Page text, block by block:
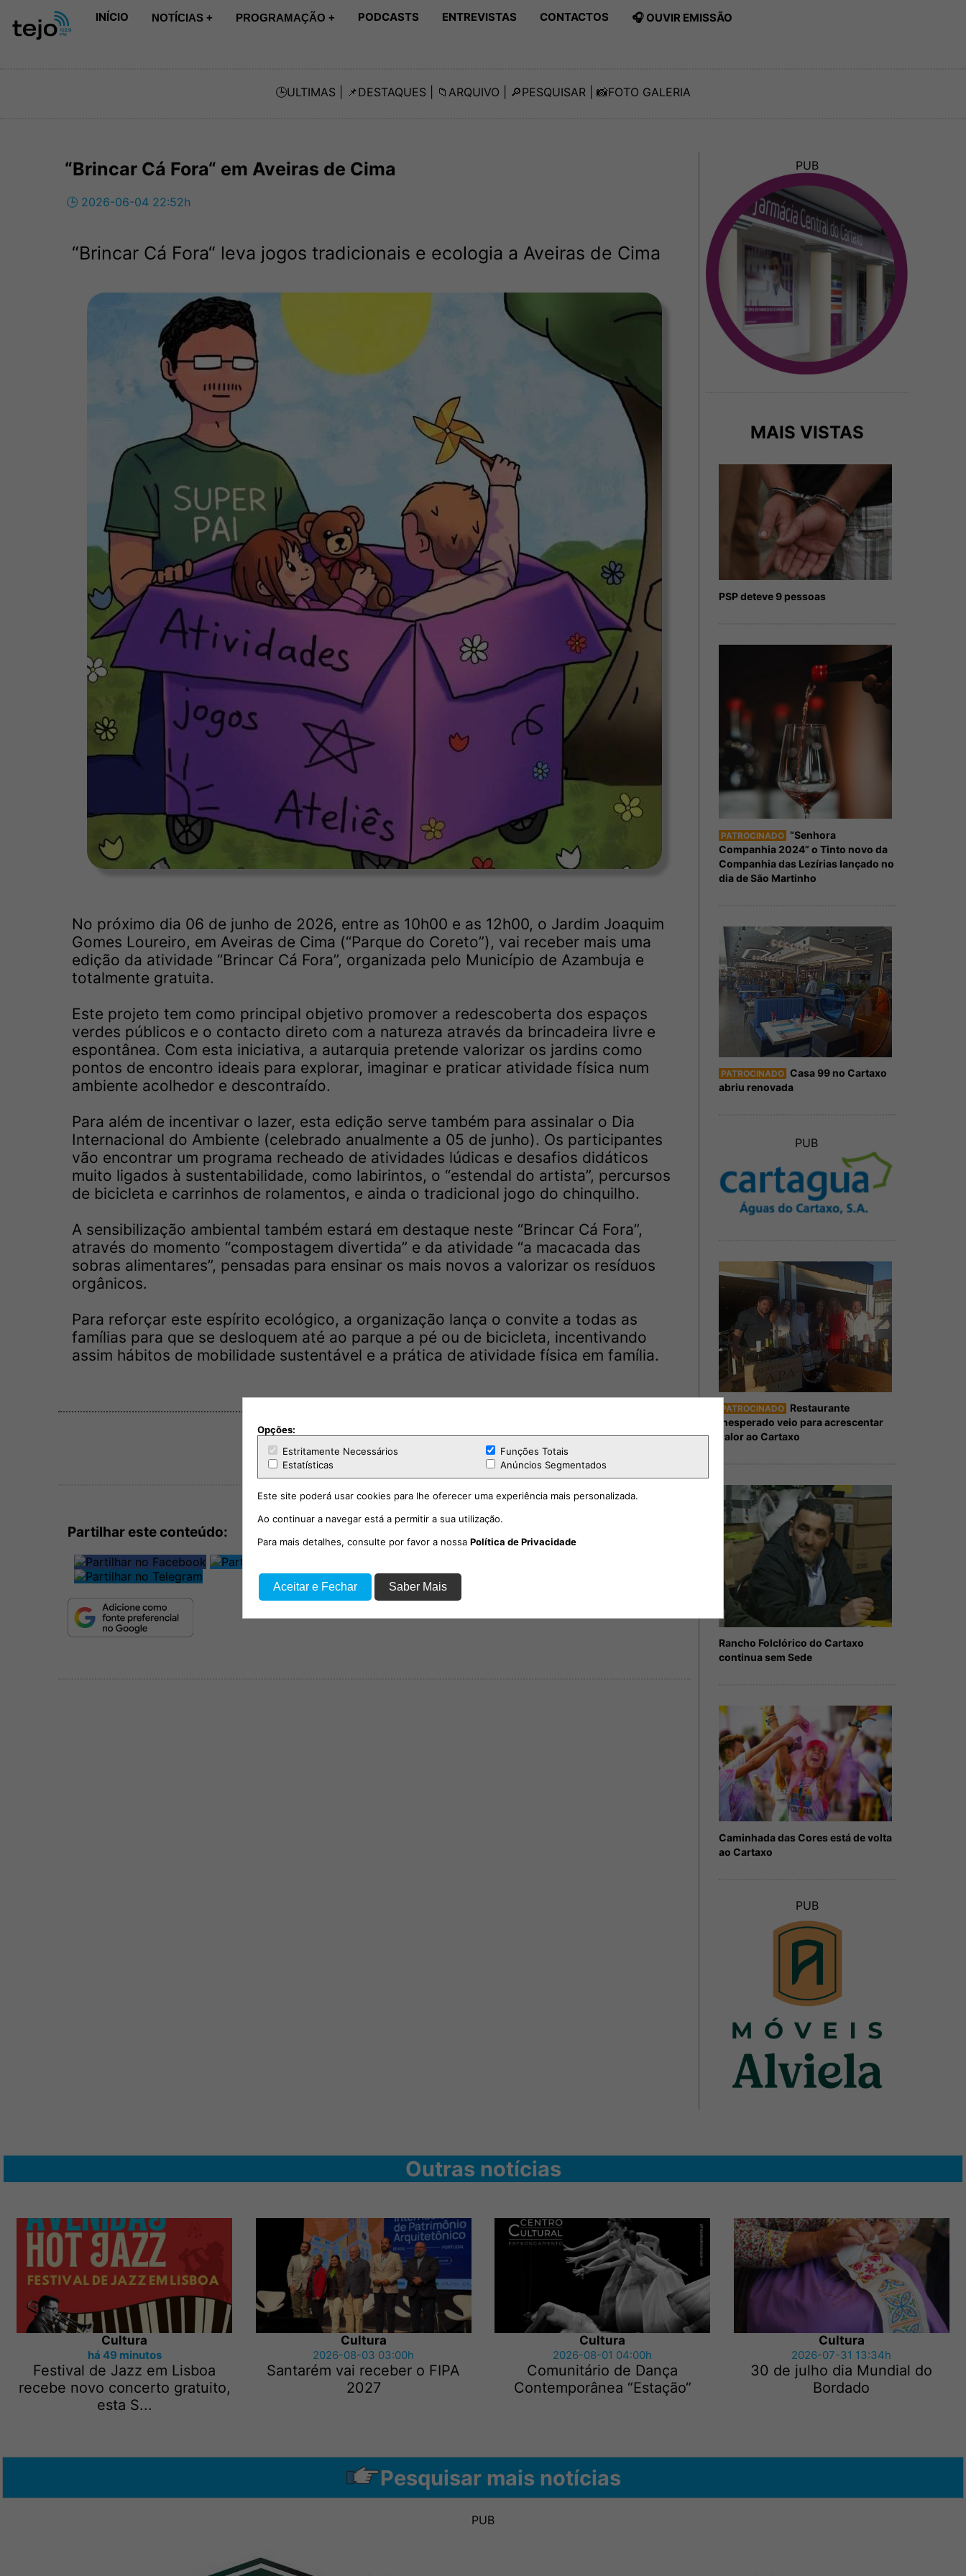
INÍCIO NOTÍCIAS + PROGRAMAÇÃO + PODCASTS ENTREVISTAS CONTACTOS 🎧 OUVIR EMISSÃO
🕒ULTIMAS | 📌DESTAQUES | 📁 ARQUIVO | 🔎PESQUISAR | 📸FOTO GALERIA
“Brincar Cá Fora“ em Aveiras de Cima
🕒 2026-06-04 22:52h
“Brincar Cá Fora“ leva jogos tradicionais e ecologia a Aveiras de Cima
No próximo dia 06 de junho de 2026, entre as 10h00 e as 12h00, o Jardim Joaquim
Gomes Loureiro, em Aveiras de Cima (“Parque do Coreto”), vai receber mais uma
edição da atividade “Brincar Cá Fora”, organizada pelo Município de Azambuja e
totalmente gratuita.
Este projeto tem como principal objetivo promover a redescoberta dos espaços
verdes públicos e o contacto direto com a natureza através da brincadeira livre e
espontânea. Com esta iniciativa, a autarquia pretende valorizar os jardins como
pontos de encontro ideais para explorar, imaginar e praticar atividade física num
ambiente acolhedor e descontraído.
Para além de incentivar o lazer, esta edição serve também para assinalar o Dia
Internacional do Ambiente (celebrado anualmente a 05 de junho). Os participantes
vão encontrar um programa recheado de atividades lúdicas e desafios didáticos
muito ligados à sustentabilidade, como labirintos, o “estendal do artista”, percursos
de bicicleta e carrinhos de rolamentos, e ainda o tradicional jogo do chinquilho.
A sensibilização ambiental também estará em destaque neste “Brincar Cá Fora”,
através do momento “compostagem divertida” e da atividade “a macacada das
sobras alimentares”, pensadas para ensinar os mais novos a valorizar os resíduos
orgânicos.
Para reforçar este espírito ecológico, a organização lança o convite a todas as
famílias para que se desloquem até ao parque a pé ou de bicicleta, incentivando
assim hábitos de mobilidade sustentável e a prática de atividade física em família.
Partilhar este conteúdo:
PUB
MAIS VISTAS
PSP deteve 9 pessoas
PATROCINADO “Senhora
Companhia 2024” o Tinto novo da
Companhia das Lezírias lançado no
dia de São Martinho
PATROCINADO Casa 99 no Cartaxo
abriu renovada
PUB
PATROCINADO Restaurante
Inesperado veio para acrescentar
valor ao Cartaxo
Rancho Folclórico do Cartaxo
continua sem Sede
Caminhada das Cores está de volta
ao Cartaxo
PUB
Outras notícias
Cultura
há 49 minutos
Festival de Jazz em Lisboa
recebe novo concerto gratuito,
esta S...
Cultura
2026-08-03 03:00h
Santarém vai receber o FIPA
2027
Cultura
2026-08-01 04:00h
Comunitário de Dança
Contemporânea “Estação“
Cultura
2026-07-31 13:34h
30 de julho dia Mundial do
Bordado
Pesquisar mais notícias
PUB
Opções:
Estritamente Necessários
Funções Totais
Estatísticas
Anúncios Segmentados
Este site poderá usar cookies para lhe oferecer uma experiência mais personalizada.
Ao continuar a navegar está a permitir a sua utilização.
Para mais detalhes, consulte por favor a nossa Política de Privacidade
Aceitar e Fechar Saber Mais